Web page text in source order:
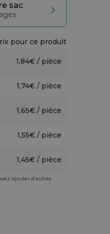
sac
pour ce produit
1,84€ / pièce
1,74€ / pièce
1,65€ / pièce
1,55€ / pièce
1,45€ / pièce
ajouter d'autres